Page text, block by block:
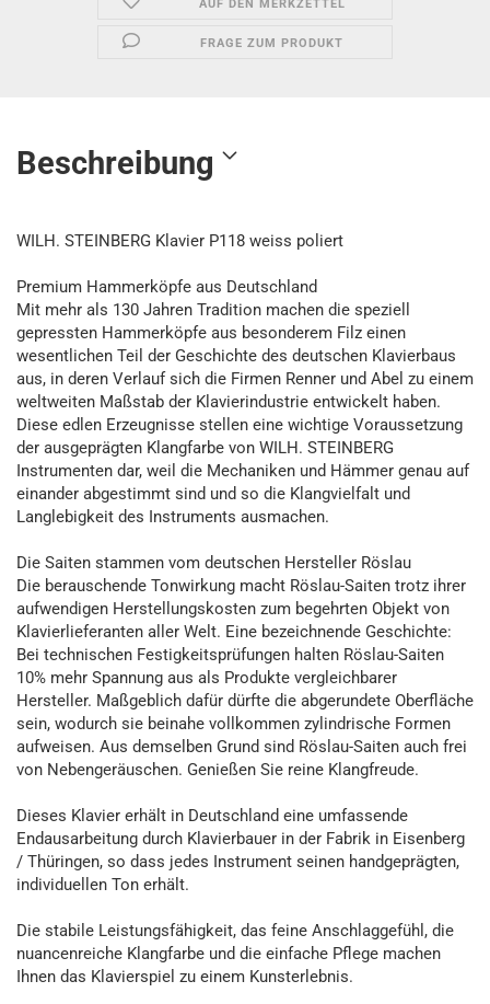
AUF DEN MERKZETTEL
FRAGE ZUM PRODUKT
Beschreibung
WILH. STEINBERG Klavier P118 weiss poliert
Premium Hammerköpfe aus Deutschland
Mit mehr als 130 Jahren Tradition machen die speziell
gepressten Hammerköpfe aus besonderem Filz einen
wesentlichen Teil der Geschichte des deutschen Klavierbaus
aus, in deren Verlauf sich die Firmen Renner und Abel zu einem
weltweiten Maßstab der Klavierindustrie entwickelt haben.
Diese edlen Erzeugnisse stellen eine wichtige Voraussetzung
der ausgeprägten Klangfarbe von WILH. STEINBERG
Instrumenten dar, weil die Mechaniken und Hämmer genau auf
einander abgestimmt sind und so die Klangvielfalt und
Langlebigkeit des Instruments ausmachen.
Die Saiten stammen vom deutschen Hersteller Röslau
Die berauschende Tonwirkung macht Röslau-Saiten trotz ihrer
aufwendigen Herstellungskosten zum begehrten Objekt von
Klavierlieferanten aller Welt. Eine bezeichnende Geschichte:
Bei technischen Festigkeitsprüfungen halten Röslau-Saiten
10% mehr Spannung aus als Produkte vergleichbarer
Hersteller. Maßgeblich dafür dürfte die abgerundete Oberfläche
sein, wodurch sie beinahe vollkommen zylindrische Formen
aufweisen. Aus demselben Grund sind Röslau-Saiten auch frei
von Nebengeräuschen. Genießen Sie reine Klangfreude.
Dieses Klavier erhält in Deutschland eine umfassende
Endausarbeitung durch Klavierbauer in der Fabrik in Eisenberg
/ Thüringen, so dass jedes Instrument seinen handgeprägten,
individuellen Ton erhält.
Die stabile Leistungsfähigkeit, das feine Anschlaggefühl, die
nuancenreiche Klangfarbe und die einfache Pflege machen
Ihnen das Klavierspiel zu einem Kunsterlebnis.